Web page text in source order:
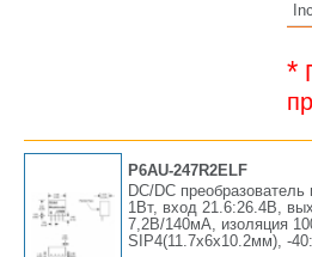
*
P6AU-247R2ELF
DC/DC
1Вт, вход 21.6:26.4В,
7,2В/140мА, изоляция
SIP4(11.7x6x10.2мм), -